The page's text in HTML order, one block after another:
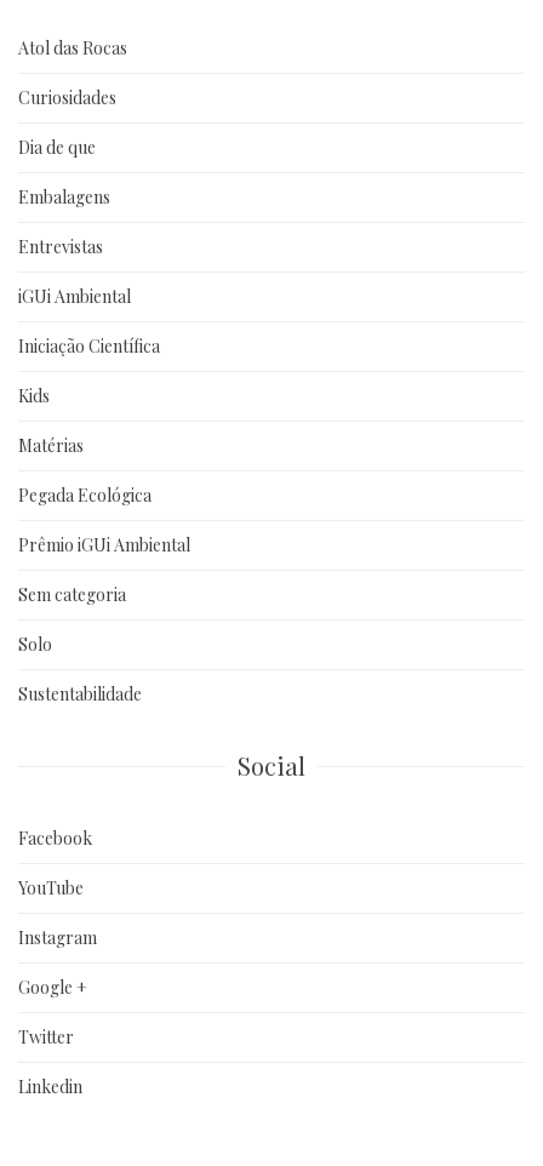
Atol das Rocas
Curiosidades
Dia de que
Embalagens
Entrevistas
iGUi Ambiental
Iniciação Científica
Kids
Matérias
Pegada Ecológica
Prêmio iGUi Ambiental
Sem categoria
Solo
Sustentabilidade
Social
Facebook
YouTube
Instagram
Google +
Twitter
Linkedin